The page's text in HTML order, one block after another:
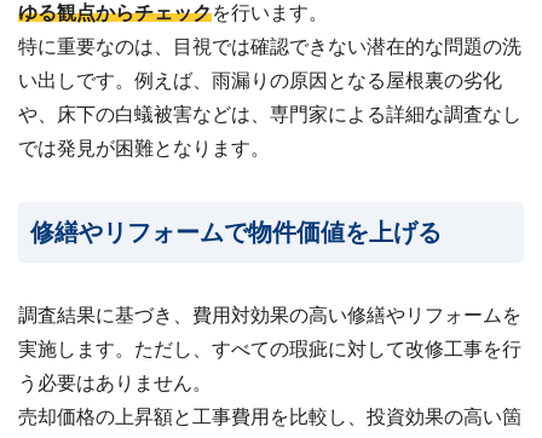
ゆる観点からチェックを行います。
特に重要なのは、目視では確認できない潜在的な問題の洗
い出しです。例えば、雨漏りの原因となる屋根裏の劣化
や、床下の白蟻被害などは、専門家による詳細な調査なし
では発見が困難となります。
修繕やリフォームで物件価値を上げる
調査結果に基づき、費用対効果の高い修繕やリフォームを
実施します。ただし、すべての瑕疵に対して改修工事を行
う必要はありません。
売却価格の上昇額と工事費用を比較し、投資効果の高い箇